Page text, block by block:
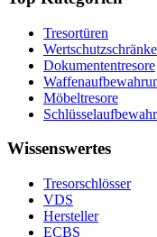
Tresortüren
Wertschutzschränke
Dokumententresore
Möbeltresore
Wissenswertes
Tresorschlösser
VDS
Hersteller
ECBS